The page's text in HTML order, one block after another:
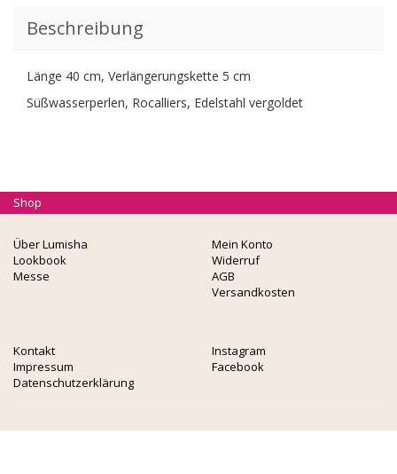
Beschreibung
Länge 40 cm, Verlängerungskette 5 cm
Süßwasserperlen, Rocalliers, Edelstahl vergoldet
Über Lumisha
Lookbook
Messe
Mein Konto
Widerruf
AGB
Versandkosten
Kontakt
Impressum
Datenschutzerklärung
Instagram
Facebook
Shop